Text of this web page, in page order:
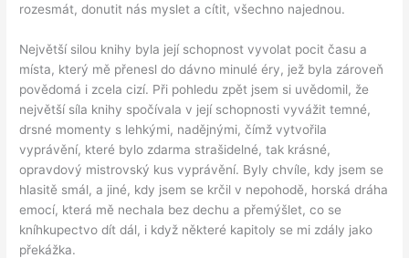
rozesmát, donutit nás myslet a cítit, všechno najednou.
Největší silou knihy byla její schopnost vyvolat pocit času a
místa, který mě přenesl do dávno minulé éry, jež byla zároveň
povědomá i zcela cizí. Při pohledu zpět jsem si uvědomil, že
největší síla knihy spočívala v její schopnosti vyvážit temné,
drsné momenty s lehkými, nadějnými, čímž vytvořila
vyprávění, které bylo zdarma strašidelné, tak krásné,
opravdový mistrovský kus vyprávění. Byly chvíle, kdy jsem se
hlasitě smál, a jiné, kdy jsem se krčil v nepohodě, horská dráha
emocí, která mě nechala bez dechu a přemýšlet, co se
kníhkupectvo dít dál, i když některé kapitoly se mi zdály jako
překážka.